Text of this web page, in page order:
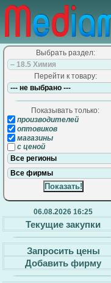
Выбрать раздел:
Перейти к товару:
Показывать только:
производителей
оптовиков
магазины
с ценой
06.08.2026 16:25
Текущие закупки
Запросить цены
Добавить фирму